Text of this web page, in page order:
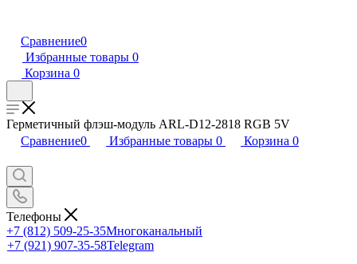
Сравнение0
Избранные товары 0
Корзина 0
Герметичный флэш-модуль ARL-D12-2818 RGB 5V
Сравнение0 Избранные товары 0 Корзина 0
Телефоны
+7 (812) 509-25-35Многоканальный
+7 (921) 907-35-58Telegram